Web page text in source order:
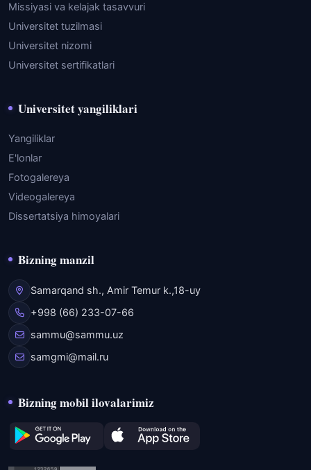
Missiyasi va kelajak tasavvuri
Universitet tuzilmasi
Universitet nizomi
Universitet sertifikatlari
Universitet yangiliklari
Yangiliklar
E'lonlar
Fotogalereya
Videogalereya
Dissertatsiya himoyalari
Bizning manzil
Samarqand sh., Amir Temur k.,18-uy
+998 (66) 233-07-66
sammu@sammu.uz
samgmi@mail.ru
Bizning mobil ilovalarimiz